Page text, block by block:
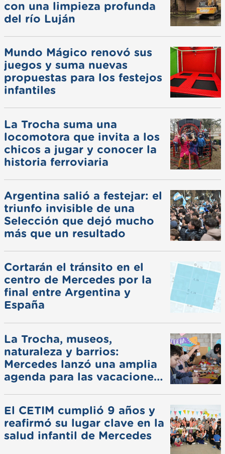
con una limpieza profunda
del río Luján
Mundo Mágico renovó sus
juegos y suma nuevas
propuestas para los festejos
infantiles
La Trocha suma una
locomotora que invita a los
chicos a jugar y conocer la
historia ferroviaria
Argentina salió a festejar: el
triunfo invisible de una
Selección que dejó mucho
más que un resultado
Cortarán el tránsito en el
centro de Mercedes por la
final entre Argentina y
España
La Trocha, museos,
naturaleza y barrios:
Mercedes lanzó una amplia
agenda para las vacaciones
El CETIM cumplió 9 años y
reafirmó su lugar clave en la
salud infantil de Mercedes